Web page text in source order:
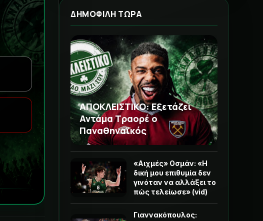
ΔΗΜΟΦΙΛΗ ΤΩΡΑ
ΑΠΟΚΛΕΙΣΤΙΚΟ: Εξετάζει
Αντάμα Τραορέ ο
Παναθηναϊκός
«Αιχμές» Οσμάν: «Η
δική μου επιθυμία δεν
γινόταν να αλλάξει το
πώς τελείωσε» (vid)
Γιαννακόπουλος: